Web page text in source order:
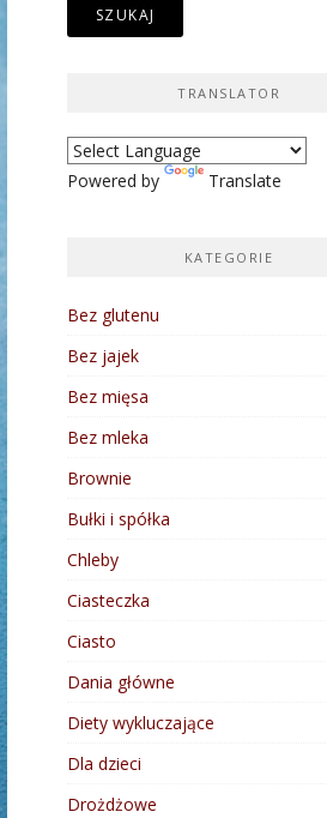
TRANSLATOR
Powered by Translate
KATEGORIE
Bez glutenu
Bez jajek
Bez mięsa
Bez mleka
Brownie
Bułki i spółka
Chleby
Ciasteczka
Ciasto
Dania główne
Diety wykluczające
Dla dzieci
Drożdżowe